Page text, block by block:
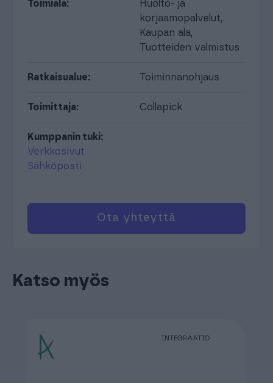
Toimiala:
Huolto- ja
korjaamopalvelut,
Kaupan ala,
Tuotteiden valmistus
Ratkaisualue: Toiminnanohjaus
Toimittaja: Collapick
Kumppanin tuki:
Verkkosivut
Sähköposti
Ota yhteyttä
Katso myös
INTEGRAATIO